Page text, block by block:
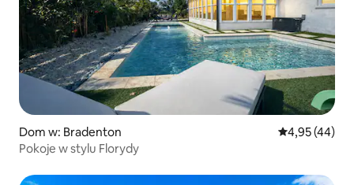
Dom w: Bradenton Średnia
4,95 (44)
Pokoje w stylu Florydy